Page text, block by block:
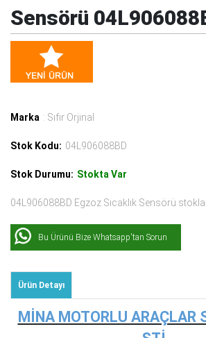
Sensörü
Marka : Sıfır Orjinal
Stok Kodu: 04L906088BD
Stok Durumu: Stokta Var
04L906088BD Egzoz Sıcaklık Sensörü
Bu Ürünü Bize Whatsapp'tan Sorun
Ürün Detayı
MİNA MOTORLU ARAÇLAR